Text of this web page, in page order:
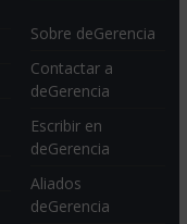
Sobre deGerencia
Contactar a
deGerencia
Escribir en
deGerencia
Aliados
deGerencia